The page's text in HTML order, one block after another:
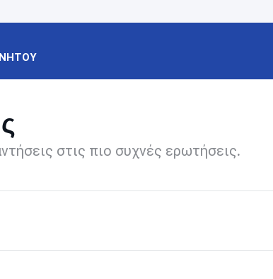
στις πιο συχνές ερωτήσεις.